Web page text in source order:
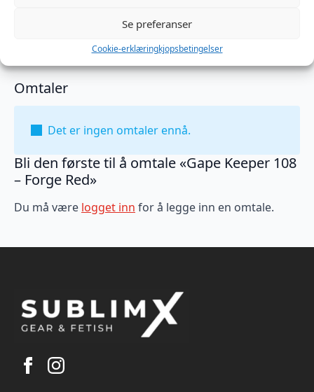
Se preferanser
Cookie-erklæringkjopsbetingelser
Omtaler
Det er ingen omtaler ennå.
Bli den første til å omtale «Gape Keeper 108
– Forge Red»
Du må være logget inn for å legge inn en omtale.